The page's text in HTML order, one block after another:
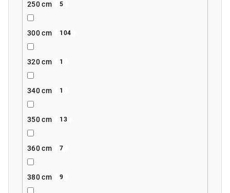
250 cm 5
300 cm 104
320 cm 1
340 cm 1
350 cm 13
360 cm 7
380 cm 9